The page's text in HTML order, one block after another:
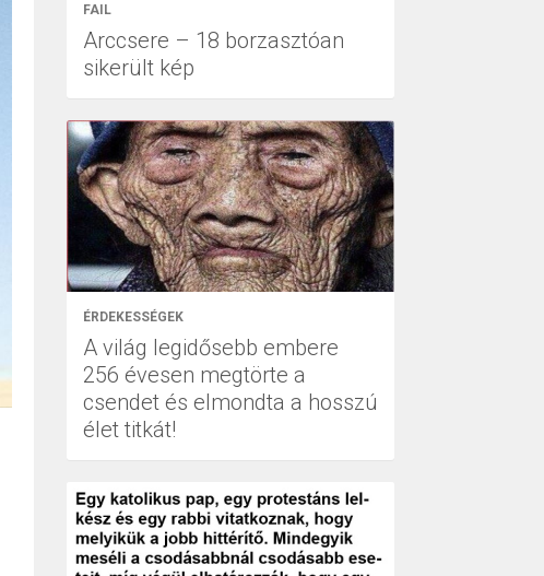
FAIL
Arccsere – 18 borzasztóan
sikerült kép
ÉRDEKESSÉGEK
A világ legidősebb embere
256 évesen megtörte a
csendet és elmondta a hosszú
élet titkát!